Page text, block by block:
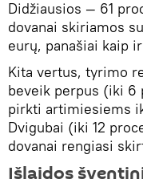
Didžiausios ― 61
dovanai skiriamos
eurų, panašiai kaip
Kita vertus, tyrimo
beveik perpus (iki 6
pirkti artimiesiems
Dvigubai (iki 12
dovanai rengiasi
Išlaidos